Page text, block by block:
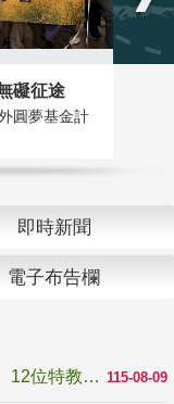
礙征途
圓夢基金計
即時新聞
電子布告欄
115-08-09
青年百億海外圓夢基金計畫「無礙征途」 12位特教與弱勢青年勇闖西班牙 跨越感官限制見證生命蛻變